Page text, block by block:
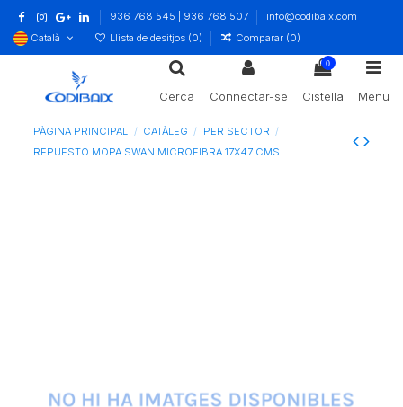
936 768 545 | 936 768 507
info@codibaix.com
Català
Llista de desitjos (0) Comparar (0)
Cerca Connectar-se
0
Cistella Menu
PÀGINA PRINCIPAL CATÀLEG
PER SECTOR
REPUESTO MOPA SWAN MICROFIBRA 17X47 CMS